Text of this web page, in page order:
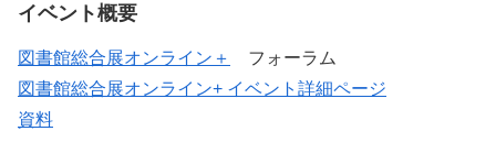
イベント概要
図書館総合展オンライン＋
フォーラム
図書館総合展オンライン+ イベント詳細ページ
資料